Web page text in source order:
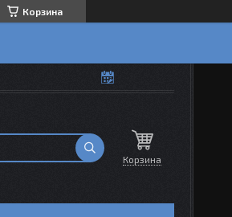
Корзина
Корзина